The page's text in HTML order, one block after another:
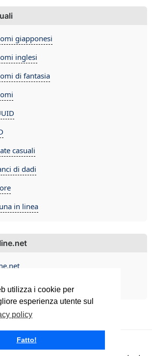
utilizza i cookie per
esperienza utente sul
policy
Fatto!
giapponesi
inglesi
di fantasia
casuali
di dadi
in linea
2026